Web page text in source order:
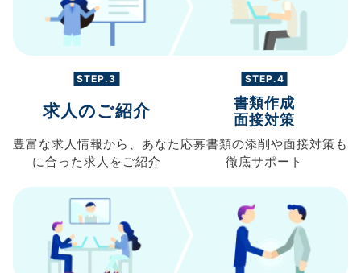
STEP.3
求人のご紹介
豊富な求人情報から、 あなた
に合った求人を ご紹介
STEP.4
書類作成
面接対策
応募書類の添削や面接対策も
徹底サポート